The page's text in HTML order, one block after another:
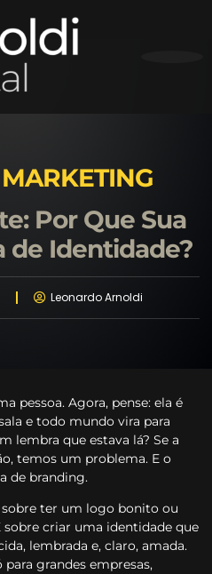
Por Que Sua
de Identidade?
Leonardo Arnoldi
pessoa. Agora, pense: ela é
e todo mundo vira para
lembra que estava lá? Se a
temos um problema. E o
de branding.
ter um logo bonito ou
sobre criar uma identidade que
lembrada e, claro, amada.
para grandes empresas,